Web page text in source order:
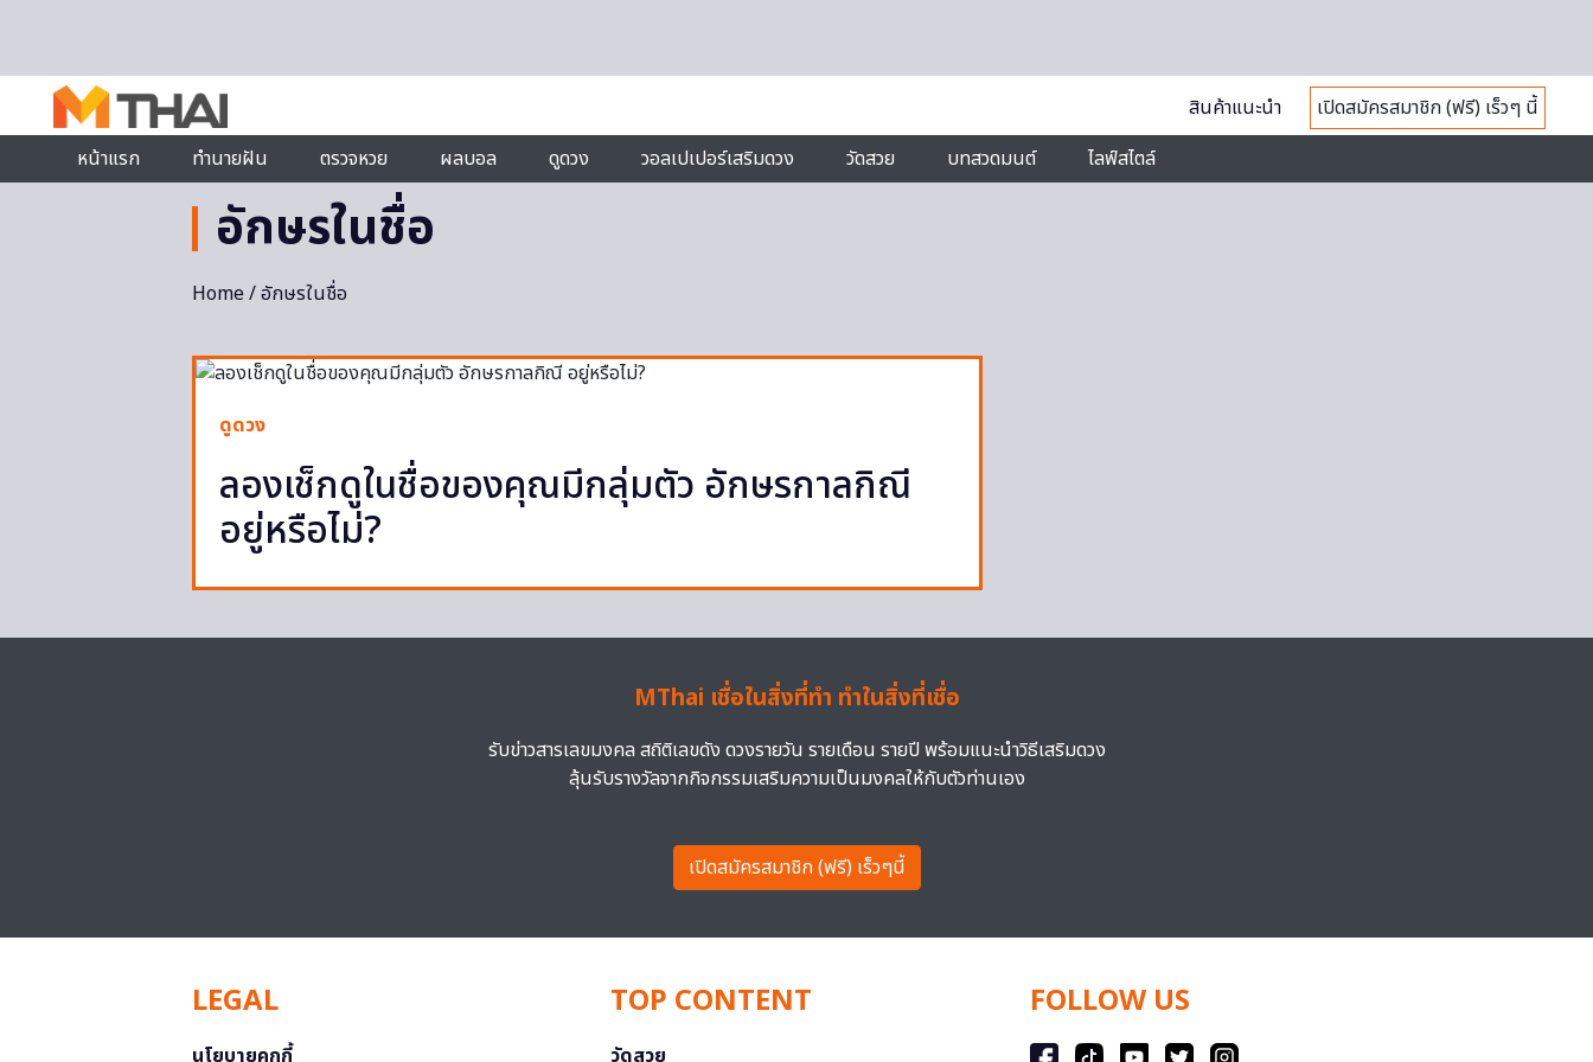
สินค้าแนะนำ
เปิดสมัครสมาชิก (ฟรี) เร็วๆ นี้
หน้าแรก
ทำนายฝัน ตรวจหวย ผลบอล ดูดวง วอลเปเปอร์เสริมดวง วัดสวย บทสวดมนต์ ไลฟ์สไตล์
อักษรในชื่อ
Home/ อักษรในชื่อ
ดูดวง
ลองเช็กดูในชื่อของคุณมีกลุ่มตัว อักษรกาลกิณี
อยู่หรือไม่?
MThai เชื่อในสิ่งที่ทำ ทำในสิ่งที่เชื่อ
รับข่าวสารเลขมงคล สถิติเลขดัง ดวงรายวัน รายเดือน รายปี พร้อมแนะนำวิธีเสริมดวง
ลุ้นรับรางวัลจากกิจกรรมเสริมความเป็นมงคลให้กับตัวท่านเอง
เปิดสมัครสมาชิก (ฟรี) เร็วๆนี้
LEGAL
นโยบายคุกกี้
TOP CONTENT
วัดสวย
FOLLOW US